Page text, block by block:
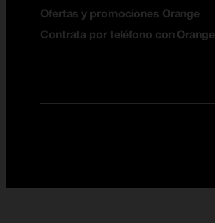
Ofertas y promociones Orange
Contrata por teléfono con Orange